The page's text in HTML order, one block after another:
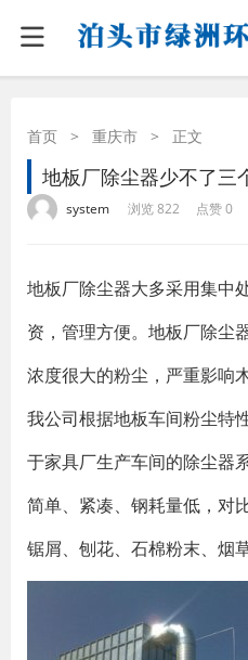
首页 > 重庆市 > 正文
地板厂除尘器少不了三
system 浏览 822 点赞 0
地板厂除尘器大多采用集中
资，管理方便。地板厂除尘
浓度很大的粉尘，严重影响
我公司根据地板车间粉尘特
于家具厂生产车间的除尘器
简单、紧凑、钢耗量低，对
锯屑、刨花、石棉粉末、烟